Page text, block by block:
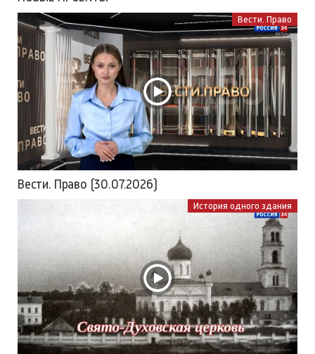
Вести. Право
Вести. Право (30.07.2026)
История одного здания